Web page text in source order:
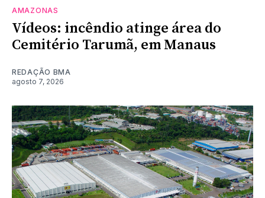
AMAZONAS
Vídeos: incêndio atinge área do
Cemitério Tarumã, em Manaus
REDAÇÃO BMA
agosto 7, 2026